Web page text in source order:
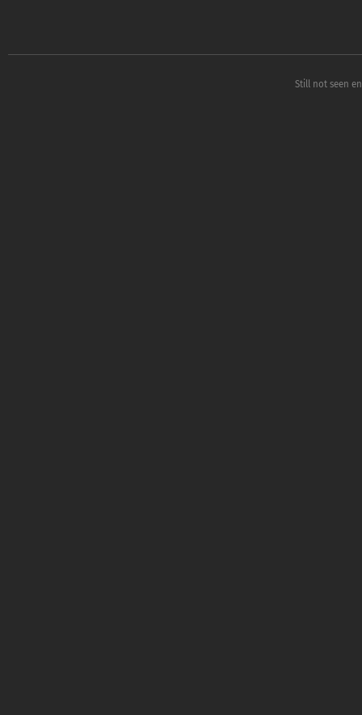
Still not seen